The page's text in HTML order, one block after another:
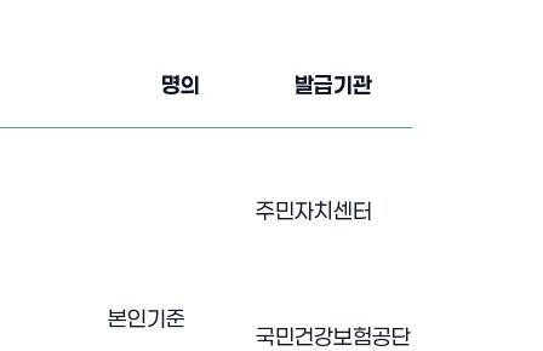
명의 발급기관
본인기준
주민자치센터
국민건강보험공단